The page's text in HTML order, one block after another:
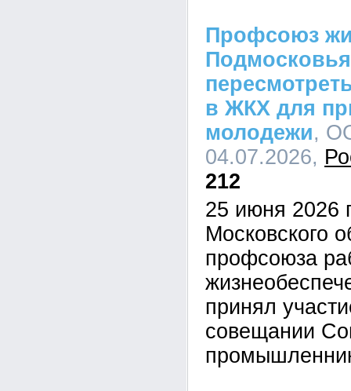
Профсоюз
в ЖКХ для
молодежи,
04.07.2026,
212
25 июня 2026
Московского
профсоюза
принял
совещании